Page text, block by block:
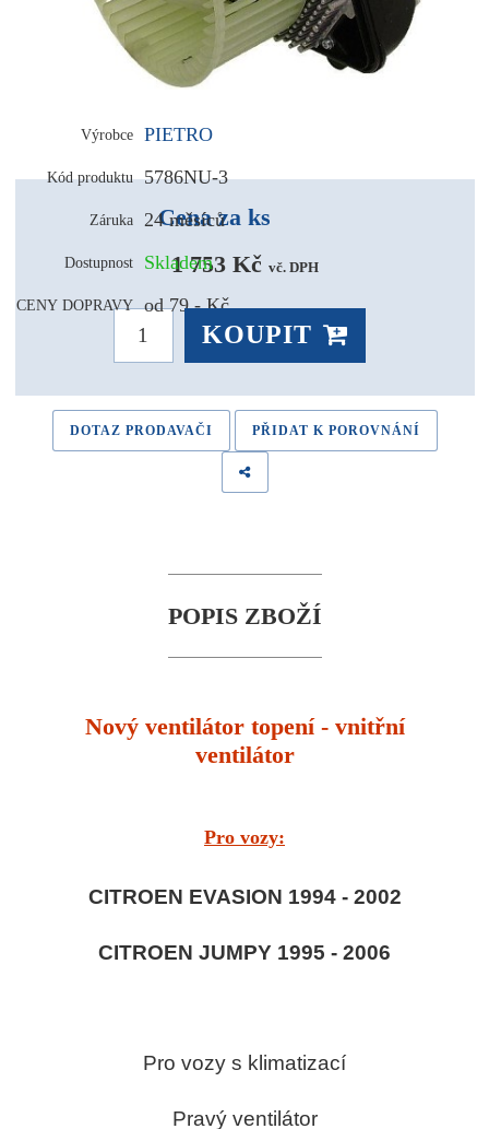
Výrobce PIETRO
Kód produktu 5786NU-3
Záruka 24 měsíců
Dostupnost Skladem
CENY DOPRAVY od 79,- Kč
Cena za ks
1 753 Kč vč. DPH
KOUPIT
DOTAZ PRODAVAČI PŘIDAT K POROVNÁNÍ
POPIS ZBOŽÍ
Nový ventilátor topení - vnitřní
ventilátor
Pro vozy:
CITROEN EVASION 1994 - 2002
CITROEN JUMPY 1995 - 2006
Pro vozy s klimatizací
Pravý ventilátor